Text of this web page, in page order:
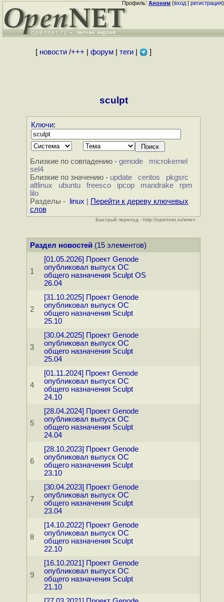
Профиль:Аноним(вход|регистрация)
[ новости/+++ форум| теги| ]
sculpt
Ключи:
Близкие по совпадению - genode
microkernel
sel4
Близкие по значению - update centos
pkgsrc
altlinux
ubuntu freesco ipcop mandrake
rpm
lilo
Разделы -
linux
Перейти к дереву ключевых
слов
Быстрый переход - http://opennet.ru/ключ
Раздел новостей(15 элементов)
1
[01.05.2026] Проект Genode
опубликовал выпуск ОС
общего назначения Sculpt OS
26.04
2
[31.10.2025] Проект Genode
опубликовал выпуск ОС
общего назначения Sculpt
25.10
3
[30.04.2025] Проект Genode
опубликовал выпуск ОС
общего назначения Sculpt
25.04
4
[01.11.2024] Проект Genode
опубликовал выпуск ОС
общего назначения Sculpt
24.10
5
[28.04.2024] Проект Genode
опубликовал выпуск ОС
общего назначения Sculpt
24.04
6
[28.10.2023] Проект Genode
опубликовал выпуск ОС
общего назначения Sculpt
23.10
7
[30.04.2023] Проект Genode
опубликовал выпуск ОС
общего назначения Sculpt
23.04
8
[14.10.2022] Проект Genode
опубликовал выпуск ОС
общего назначения Sculpt
22.10
9
[16.10.2021] Проект Genode
опубликовал выпуск ОС
общего назначения Sculpt
21.10